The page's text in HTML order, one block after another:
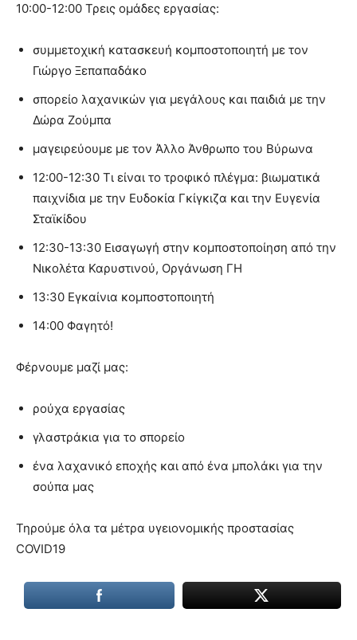
10:00-12:00 Τρεις ομάδες εργασίας:
συμμετοχική κατασκευή κομποστοποιητή με τον
Γιώργο Ξεπαπαδάκο
σπορείο λαχανικών για μεγάλους και παιδιά με την
Δώρα Ζούμπα
μαγειρεύουμε με τον Άλλο Άνθρωπο του Βύρωνα
12:00-12:30 Τι είναι το τροφικό πλέγμα: βιωματικά
παιχνίδια με την Ευδοκία Γκίγκιζα και την Ευγενία
Σταϊκίδου
12:30-13:30 Εισαγωγή στην κομποστοποίηση από την
Νικολέτα Καρυστινού, Οργάνωση ΓΗ
13:30 Εγκαίνια κομποστοποιητή
14:00 Φαγητό!
Φέρνουμε μαζί μας:
ρούχα εργασίας
γλαστράκια για το σπορείο
ένα λαχανικό εποχής και από ένα μπολάκι για την
σούπα μας
Τηρούμε όλα τα μέτρα υγειονομικής προστασίας
COVID19